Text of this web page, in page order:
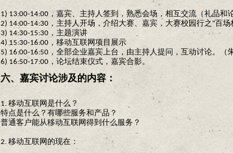
1) 13:00-14:00，嘉宾、主持人签到，熟悉会场，相互交流（礼品和
2) 14:00-14:30，主持人开场，介绍大赛、嘉宾，大赛校园行之“百
3) 14:30-15:30，主题演讲
4) 15:30-16:00，移动互联网项目展示
5) 16:00-16:50，全部企业嘉宾上台，由主持人提问，互动讨论。（
6) 16:50-17:00，论坛结束仪式，嘉宾合影。
六、嘉宾讨论涉及的内容：
1. 移动互联网是什么？
特点是什么？有哪些服务和产品？
普通客户能从移动互联网得到什么服务？
2. 移动互联网的现在：